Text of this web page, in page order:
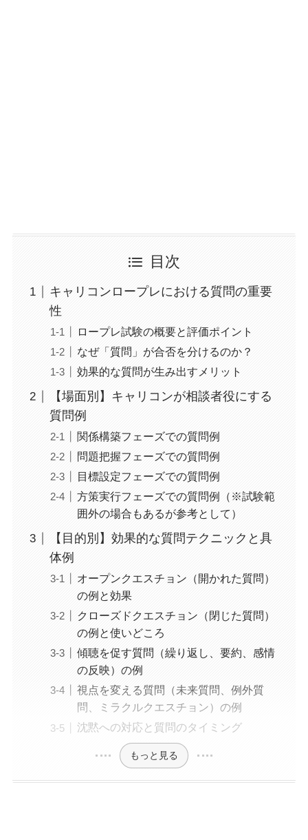
目次
キャリコンロープレにおける質問の重要
性
ロープレ試験の概要と評価ポイント
なぜ「質問」が合否を分けるのか？
効果的な質問が生み出すメリット
【場面別】キャリコンが相談者役にする
質問例
関係構築フェーズでの質問例
問題把握フェーズでの質問例
目標設定フェーズでの質問例
方策実行フェーズでの質問例（※試験範
囲外の場合もあるが参考として）
【目的別】効果的な質問テクニックと具
体例
オープンクエスチョン（開かれた質問）
の例と効果
クローズドクエスチョン（閉じた質問）
の例と使いどころ
傾聴を促す質問（繰り返し、要約、感情
の反映）の例
視点を変える質問（未来質問、例外質
問、ミラクルクエスチョン）の例
沈黙への対応と質問のタイミング
もっと見る